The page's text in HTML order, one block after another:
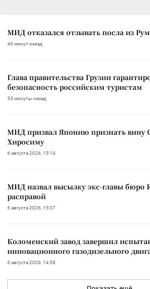
МИД отказался отзывать посла из
46 минут назад
Глава правительства Грузии
безопасность российским туристам
53 минуты назад
МИД призвал Японию признать вину
Хиросиму
6 августа 2026, 15:14
МИД назвал высылку экс-главы бюро
расправой
6 августа 2026, 15:07
Коломенский завод завершил
инновационного газодизельного
6 августа 2026, 14:58